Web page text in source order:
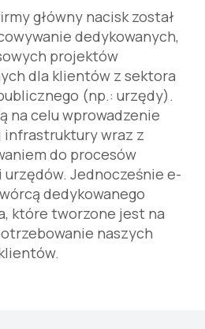
główny nacisk został
dedykowanych,
projektów
dla klientów z sektora
(np.: urzędy).
na celu wprowadzenie
infrastruktury wraz z
do procesów
Jednocześnie e-
dedykowanego
które tworzone jest na
naszych